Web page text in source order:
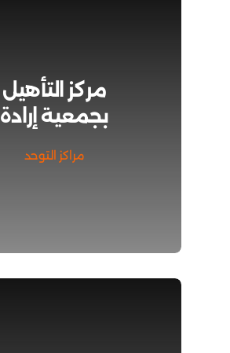
مركز التأهيل
بجمعية إرادة
مراكز التوحد